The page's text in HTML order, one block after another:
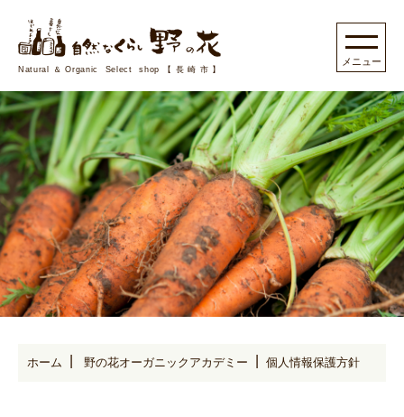
Natural＆Organic Select shop【長崎市】
ホーム 野の花オーガニックアカデミー 個人情報保護方針